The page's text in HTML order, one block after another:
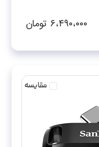
۶،۴۹۰،۰۰۰ تومان
مقایسه